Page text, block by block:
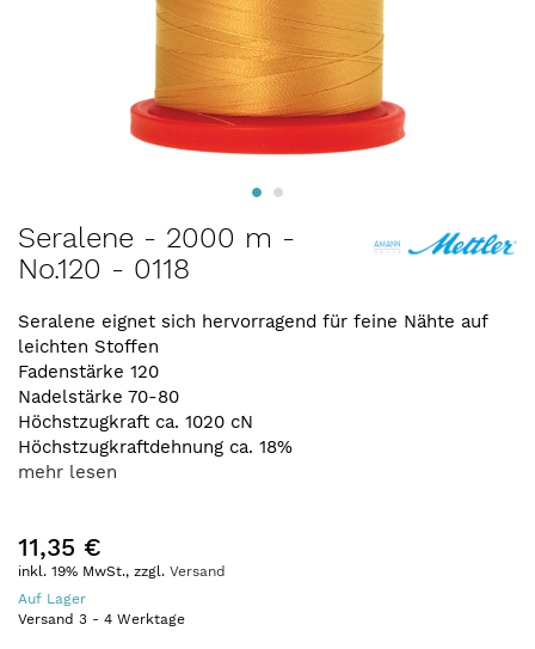
Anfang
der
springen
Seralene - 2000 m -
No.120 - 0118
Seralene eignet sich hervorragend für feine Nähte auf
leichten Stoffen
Fadenstärke 120
Nadelstärke 70-80
Höchstzugkraft ca. 1020 cN
Höchstzugkraftdehnung ca. 18%
mehr lesen
11,35 €
inkl. 19% MwSt., zzgl. Versand
Auf Lager
Versand 3 - 4 Werktage